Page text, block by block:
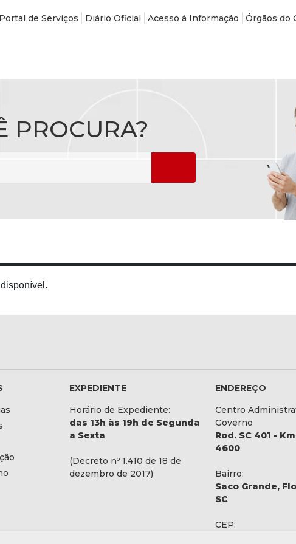
de Serviços Diário Oficial Acesso à Informação Órgãos do
PROCURA?
EXPEDIENTE
Horário de Expediente:
das 13h às 19h de Segunda
a Sexta
(Decreto nº 1.410 de 18 de
dezembro de 2017)
ENDEREÇO
Centro
Governo
Rod. SC 401 - Km
4600
Bairro:
Saco Grande,
SC
CEP: